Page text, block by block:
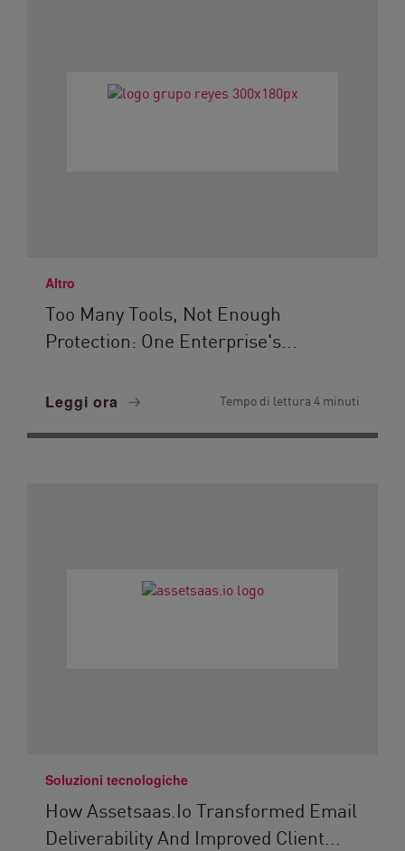
Altro
Too Many Tools, Not Enough
Protection: One Enterprise's...
Leggi ora Tempo di lettura 4 minuti
Soluzioni tecnologiche
How Assetsaas.io Transformed Email
Deliverability And Improved Client...